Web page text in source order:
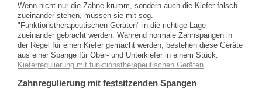
Wenn nicht nur die Zähne krumm, sondern auch die Kiefer falsch
zueinander stehen, müssen sie mit sog.
"Funktionstherapeutischen Geräten" in die richtige Lage
zueinander gebracht werden. Während normale Zahnspangen in
der Regel für einen Kiefer gemacht werden, bestehen diese Geräte
aus einer Spange für Ober- und Unterkiefer in einem Stück.
Kieferregulierung mit funktionstherapeutischen Geräten
Zahnregulierung mit festsitzenden Spangen